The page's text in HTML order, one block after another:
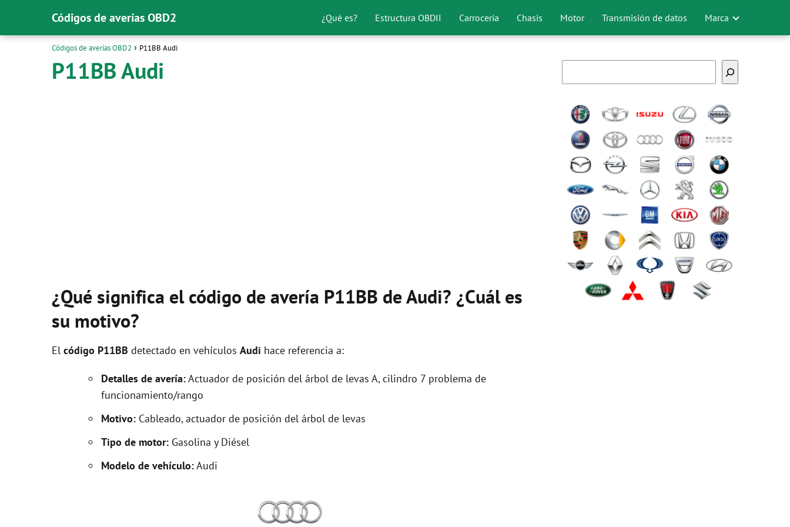
Códigos de averías OBD2 ¿Qué es? Estructura OBDII Carrocería Chasis Motor Transmisión de datos Marca
Códigos de averías OBD2 P11BB Audi
P11BB Audi
¿Qué significa el código de avería P11BB de Audi? ¿Cuál es
su motivo?
El código P11BB detectado en vehículos Audi hace referencia a:
Detalles de avería:Actuador de posición del árbol de levas A, cilindro 7 problema de
funcionamiento/rango
Motivo: Cableado, actuador de posición del árbol de levas
Tipo de motor: Gasolina y Diésel
Modelo de vehículo:Audi